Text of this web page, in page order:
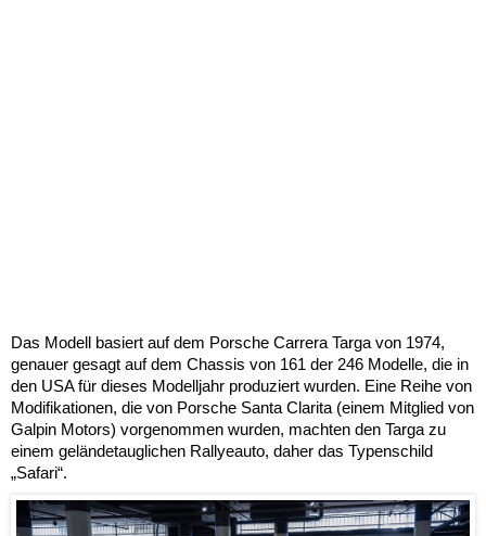
Das Modell basiert auf dem Porsche Carrera Targa von 1974,
genauer gesagt auf dem Chassis von 161 der 246 Modelle, die in
den USA für dieses Modelljahr produziert wurden. Eine Reihe von
Modifikationen, die von Porsche Santa Clarita (einem Mitglied von
Galpin Motors) vorgenommen wurden, machten den Targa zu
einem geländetauglichen Rallyeauto, daher das Typenschild
„Safari“.